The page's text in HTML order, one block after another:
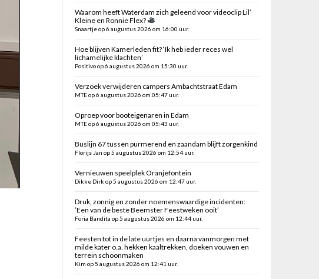
Waarom heeft Waterdam zich geleend voor videoclip Lil’
Kleine en Ronnie Flex?
Snaartje op 6 augustus 2026 om 16:00 uur.
Hoe blijven Kamerleden fit? ‘Ik heb ieder reces wel
lichamelijke klachten’
Positivo op 6 augustus 2026 om 15:30 uur.
Verzoek verwijderen campers Ambachtstraat Edam
MTE op 6 augustus 2026 om 05:47 uur.
Oproep voor booteigenaren in Edam
MTE op 6 augustus 2026 om 05:43 uur.
Buslijn 67 tussen purmerend en zaandam blijft zorgenkind
Florijs Jan op 5 augustus 2026 om 12:54 uur.
Vernieuwen speelplek Oranjefontein
Dikke Dirk op 5 augustus 2026 om 12:47 uur.
Druk, zonnig en zonder noemenswaardige incidenten:
’Een van de beste Beemster Feestweken ooit’
Foria Bandita op 5 augustus 2026 om 12:44 uur.
Feesten tot in de late uurtjes en daarna vanmorgen met
milde kater o.a. hekken kaaltrekken, doeken vouwen en
terrein schoonmaken
Kim op 5 augustus 2026 om 12:41 uur.